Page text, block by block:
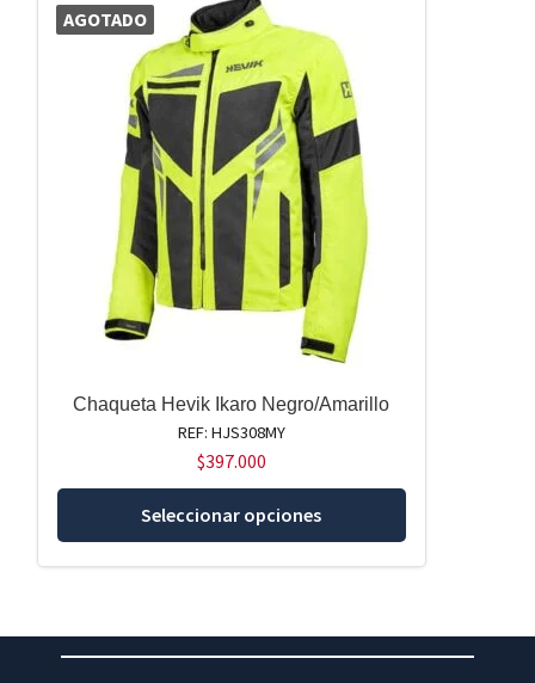
AGOTADO
Chaqueta Hevik Ikaro Negro/Amarillo
REF: HJS308MY
$397.000
Seleccionar opciones
producto
tiene
Las